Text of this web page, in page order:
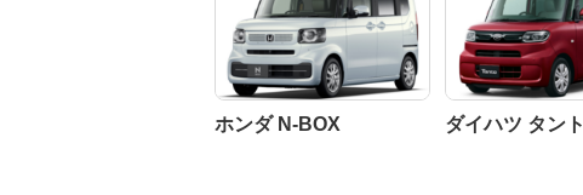
ホンダ N-BOX ダイハツ タント